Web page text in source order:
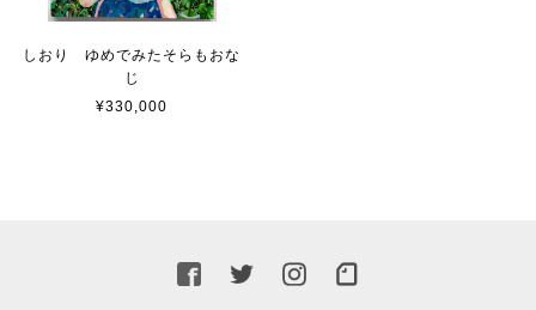
しおり ゆめでみたそらもおな
じ
¥330,000